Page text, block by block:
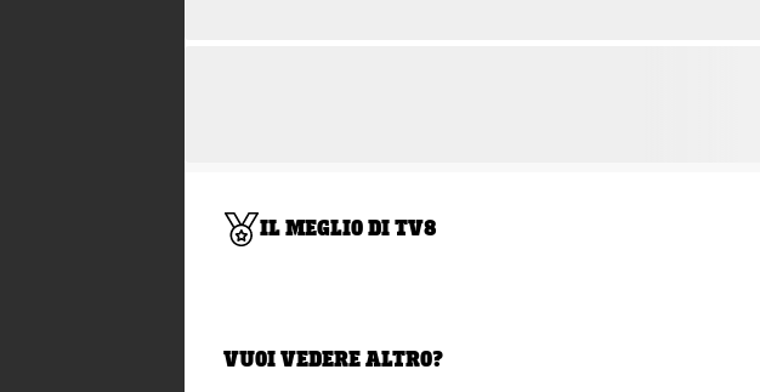
IL MEGLIO DI TV8
VUOI VEDERE ALTRO?